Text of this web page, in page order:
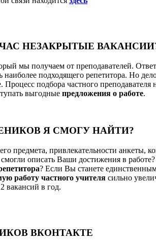
НЕЗАКРЫТЫЕ
мы получаем от преподавателей.
наиболее подходящего репетитора. Но
Процесс подбора частного
выгодные предложения о работе.
Я СМОГУ НАЙТИ?
предмета, привлекательности анкеты,
описать Ваши достижения в
? Если Вы станете
работу частного учителя сильно
вакансий в год.
ВКОНТАКТЕ